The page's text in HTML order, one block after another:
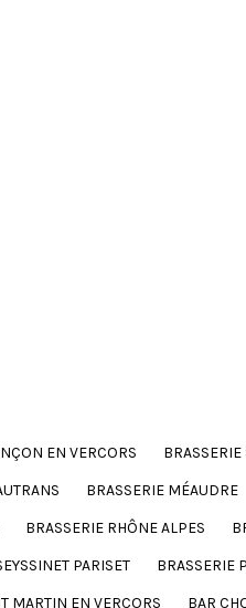
EN VERCORS
BRASSERIE MÉAUDRE
BRASSERIE RHÔNE ALPES
PARISET BRASSERIE
MARTIN EN VERCORS BAR